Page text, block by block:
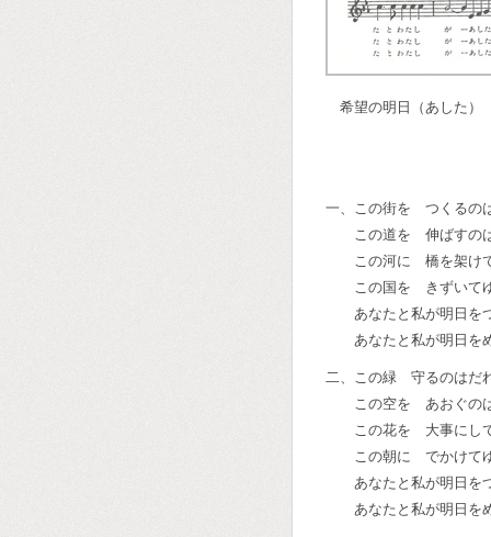
希望の明日（あした）
一、この街を つくるの
この道を 伸ばすの
この河に 橋を架け
この国を きずいて
あなたと私が明日を
あなたと私が明日を
二、この緑 守るのはだ
この空を あおぐの
この花を 大事にし
この朝に でかけて
あなたと私が明日を
あなたと私が明日を